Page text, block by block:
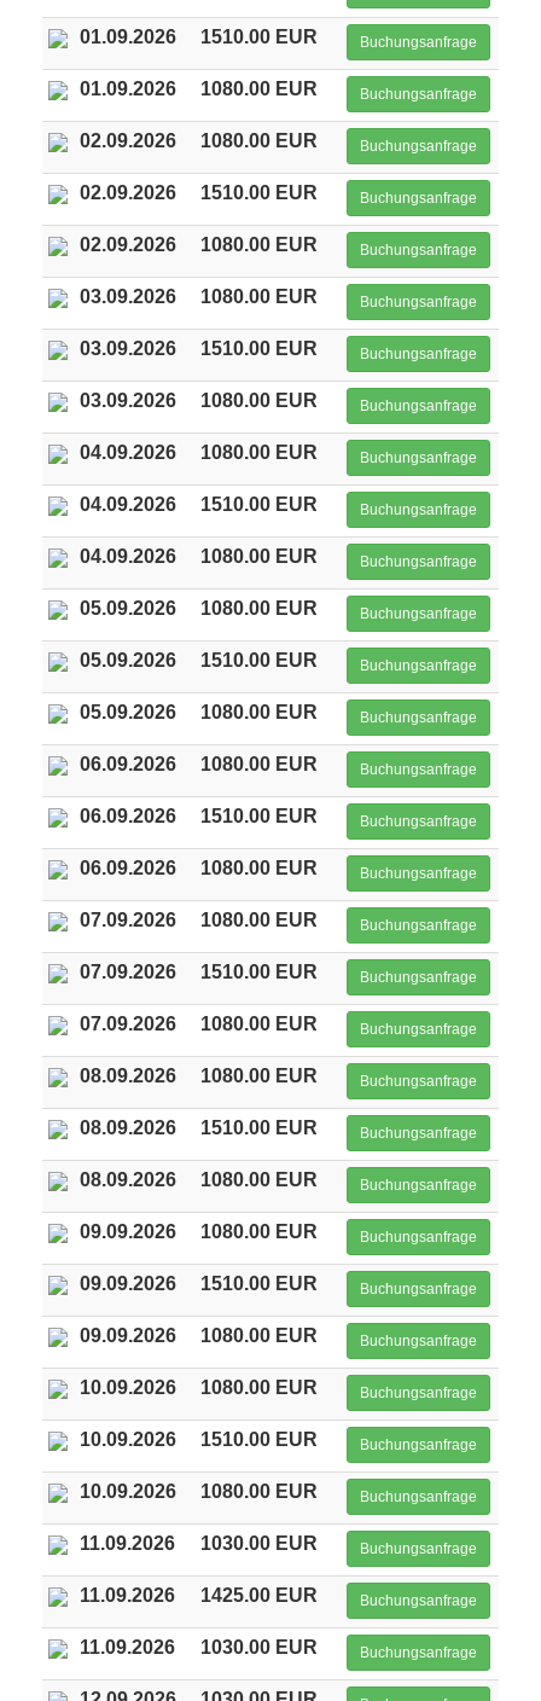
01.09.2026 1510.00 EUR Buchungsanfrage
01.09.2026 1080.00 EUR Buchungsanfrage
02.09.2026 1080.00 EUR Buchungsanfrage
02.09.2026 1510.00 EUR Buchungsanfrage
02.09.2026 1080.00 EUR Buchungsanfrage
03.09.2026 1080.00 EUR Buchungsanfrage
03.09.2026 1510.00 EUR Buchungsanfrage
03.09.2026 1080.00 EUR Buchungsanfrage
04.09.2026 1080.00 EUR Buchungsanfrage
04.09.2026 1510.00 EUR Buchungsanfrage
04.09.2026 1080.00 EUR Buchungsanfrage
05.09.2026 1080.00 EUR Buchungsanfrage
05.09.2026 1510.00 EUR Buchungsanfrage
05.09.2026 1080.00 EUR Buchungsanfrage
06.09.2026 1080.00 EUR Buchungsanfrage
06.09.2026 1510.00 EUR Buchungsanfrage
06.09.2026 1080.00 EUR Buchungsanfrage
07.09.2026 1080.00 EUR Buchungsanfrage
07.09.2026 1510.00 EUR Buchungsanfrage
07.09.2026 1080.00 EUR Buchungsanfrage
08.09.2026 1080.00 EUR Buchungsanfrage
08.09.2026 1510.00 EUR Buchungsanfrage
08.09.2026 1080.00 EUR Buchungsanfrage
09.09.2026 1080.00 EUR Buchungsanfrage
09.09.2026 1510.00 EUR Buchungsanfrage
09.09.2026 1080.00 EUR Buchungsanfrage
10.09.2026 1080.00 EUR Buchungsanfrage
10.09.2026 1510.00 EUR Buchungsanfrage
10.09.2026 1080.00 EUR Buchungsanfrage
11.09.2026 1030.00 EUR Buchungsanfrage
11.09.2026 1425.00 EUR Buchungsanfrage
11.09.2026 1030.00 EUR Buchungsanfrage